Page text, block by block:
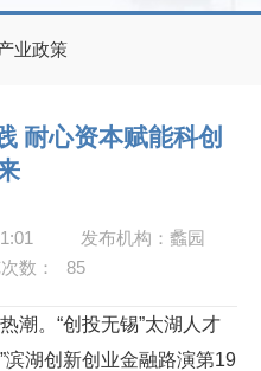
业政策
耐心资本赋能科创
发布机构：蠡园
数： 85
潮。“创投无锡”太湖人才
滨湖创新创业金融路演第19